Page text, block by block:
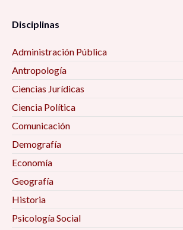
Disciplinas
Administración Pública
Antropología
Ciencias Jurídicas
Ciencia Política
Comunicación
Demografía
Economía
Geografía
Historia
Psicología Social